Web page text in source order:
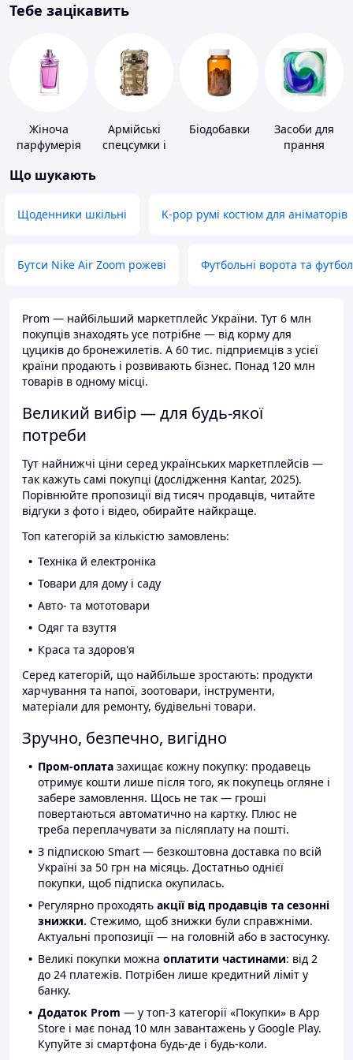
Тебе зацікавить
Жіноча
парфумерія
Армійські
спецсумки і
Біодобавки
Засоби для
прання
Що шукають
Щоденники шкільні K-pop румі костюм для аніматорів
Бутси Nike Air Zoom рожеві Футбольні ворота та
Prom — найбільший маркетплейс України. Тут 6 млн
покупців знаходять усе потрібне — від корму для
цуциків до бронежилетів. А 60 тис. підприємців з усієї
країни продають і розвивають бізнес. Понад 120 млн
товарів в одному місці.
Великий вибір — для будь-якої
потреби
Тут найнижчі ціни серед українських маркетплейсів —
так кажуть самі покупці (дослідження Kantar, 2025).
Порівнюйте пропозиції від тисяч продавців, читайте
відгуки з фото і відео, обирайте найкраще.
Топ категорій за кількістю замовлень:
Техніка й електроніка
Товари для дому і саду
Авто- та мототовари
Одяг та взуття
Краса та здоров'я
Серед категорій, що найбільше зростають: продукти
харчування та напої, зоотовари, інструменти,
матеріали для ремонту, будівельні товари.
Зручно, безпечно, вигідно
Пром-оплата захищає кожну покупку: продавець
отримує кошти лише після того, як покупець огляне і
забере замовлення. Щось не так — гроші
повертаються автоматично на картку. Плюс не
треба переплачувати за післяплату на пошті.
З підпискою Smart — безкоштовна доставка по всій
Україні за 50 грн на місяць. Достатньо однієї
покупки, щоб підписка окупилась.
Регулярно проходять акції від продавців та сезонні
знижки. Стежимо, щоб знижки були справжніми.
Актуальні пропозиції — на головній або в застосунку.
Великі покупки можна оплатити частинами: від 2
до 24 платежів. Потрібен лише кредитний ліміт у
банку.
Додаток Prom — у топ-3 категорії «Покупки» в App
Store і має понад 10 млн завантажень у Google Play.
Купуйте зі смартфона будь-де і будь-коли.